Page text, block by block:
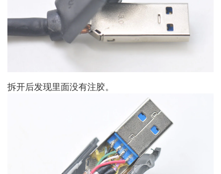
拆开后发现里面没有注胶。